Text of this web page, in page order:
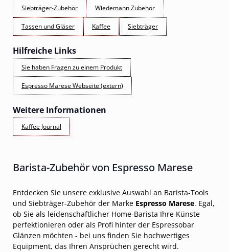
Siebträger-Zubehör Wiedemann Zubehör
Tassen und Gläser Kaffee Siebträger
Hilfreiche Links
Sie haben Fragen zu einem Produkt
Espresso Marese Webseite (extern)
Weitere Informationen
Kaffee Journal
Barista-Zubehör von Espresso Marese
Entdecken Sie unsere exklusive Auswahl an Barista-Tools
und Siebträger-Zubehör der Marke Espresso Marese. Egal,
ob Sie als leidenschaftlicher Home-Barista Ihre Künste
perfektionieren oder als Profi hinter der Espressobar
Glänzen möchten - bei uns finden Sie hochwertiges
Equipment, das Ihren Ansprüchen gerecht wird.